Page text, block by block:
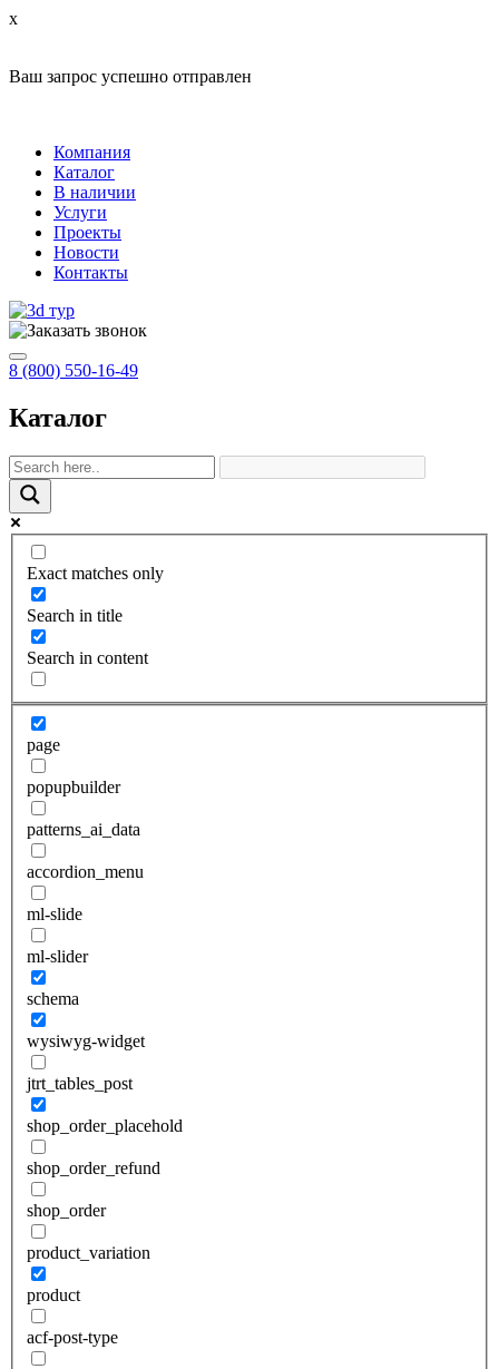
x
Ваш запрос успешно отправлен
Компания
Каталог
В наличии
Услуги
Проекты
Новости
Контакты
8 (800) 550-16-49
Каталог
Exact matches only
Search in title
Search in content
page
popupbuilder
patterns_ai_data
accordion_menu
ml-slide
ml-slider
schema
wysiwyg-widget
jtrt_tables_post
shop_order_placehold
shop_order_refund
shop_order
product_variation
product
acf-post-type